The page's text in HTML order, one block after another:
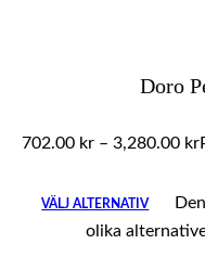
Doro
702.00 kr – 3,280.00 kr
VÄLJ ALTERNATIV
olika